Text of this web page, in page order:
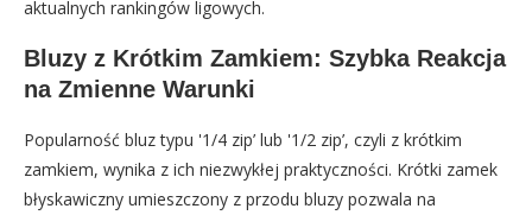
aktualnych rankingów ligowych.
Bluzy z Krótkim Zamkiem: Szybka Reakcja
na Zmienne Warunki
Popularność bluz typu '1/4 zip’ lub '1/2 zip’, czyli z krótkim
zamkiem, wynika z ich niezwykłej praktyczności. Krótki zamek
błyskawiczny umieszczony z przodu bluzy pozwala na